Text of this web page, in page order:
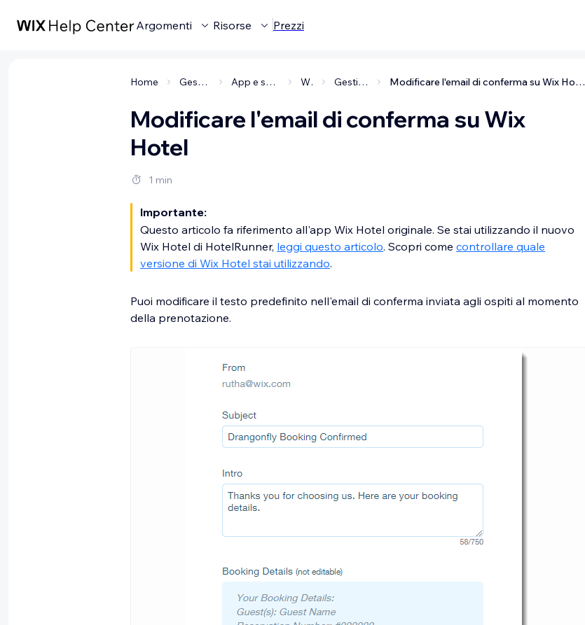
Argomenti Risorse Prezzi
Home Gestire la tua attività App e soluzioni per i business Wix Hotel Gestire le prenotazioni Modificare l'email di conferma su Wix Hotel
Modificare l'email di conferma su Wix
Hotel
1 min
Importante:
Questo articolo fa riferimento all'app Wix Hotel originale. Se stai utilizzando il nuovo
Wix Hotel di HotelRunner, leggi questo articolo. Scopri come controllare quale
versione di Wix Hotel stai utilizzando.
Puoi modificare il testo predefinito nell'email di conferma inviata agli ospiti al momento
della prenotazione.